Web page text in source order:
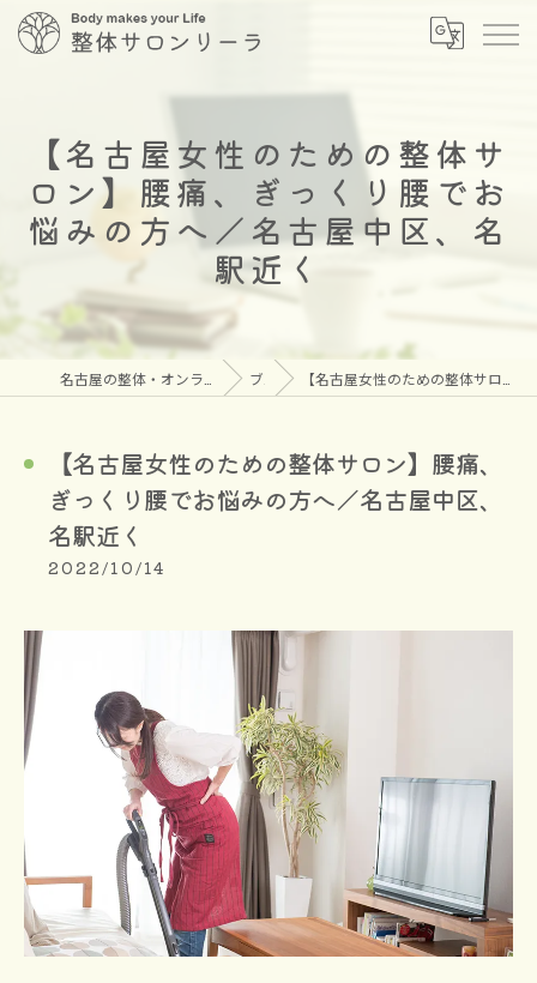
【名古屋女性のための整体サ
ロン】腰痛、ぎっくり腰でお
悩みの方へ／名古屋中区、名
駅近く
ブログ 【名古屋女性のための整体サロン】腰痛、ぎっくり腰でお悩みの方へ／名古屋中区、名駅近く
【名古屋女性のための整体サロン】腰痛、
ぎっくり腰でお悩みの方へ／名古屋中区、
名駅近く
2022/10/14